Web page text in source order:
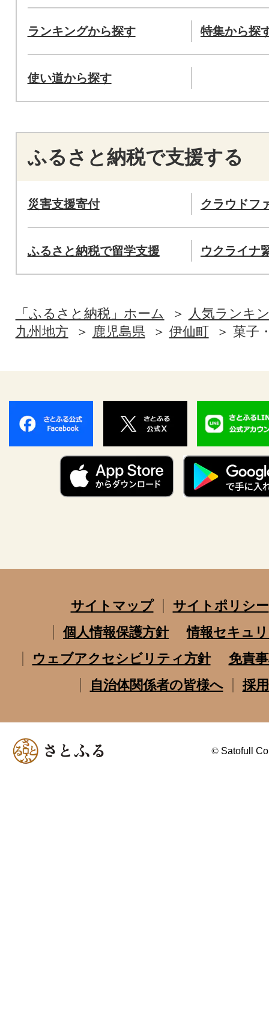
ランキングから探す 特集から探
使い道から探す
ふるさと納税で支援する
災害支援寄付 クラウドフ
ふるさと納税で留学支援 ウクライナ
「ふるさと納税」ホーム
人気ランキ
九州地方
鹿児島県 伊仙町 菓子
サイトマップ
サイトポリシー
個人情報保護方針
情報セキュ
ウェブアクセシビリティ方針
免責
自治体関係者の皆様へ
採
© Satofull